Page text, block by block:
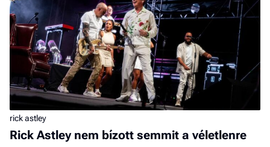
rick astley
Rick Astley nem bízott semmit a véletlenre